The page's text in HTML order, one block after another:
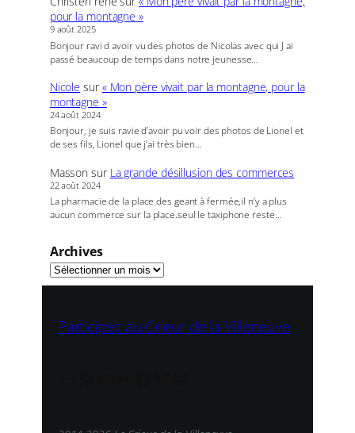
pour la montagne »
9 août 2025
Bonjour ravi d avoir vu des photos de Nicolas avec qui J ai
passé beaucoup de temps dans notre jeunesse…
Nicole sur« Mon père vivait par la montagne, pour la
montagne »
24 août 2024
Bonjour, je suis ravie d’avoir pu voir des photos de Lionel et
de ses fils, Lionel que j’ai très bien…
Masson sur La grande désillusion des commerces
22 août 2024
La pharmacie de la place des geant à fermée,il n’y a plus
aucun commerce sur la place.seul le taxiphone reste…
Archives
Participez au Crieur de la Villeneuve